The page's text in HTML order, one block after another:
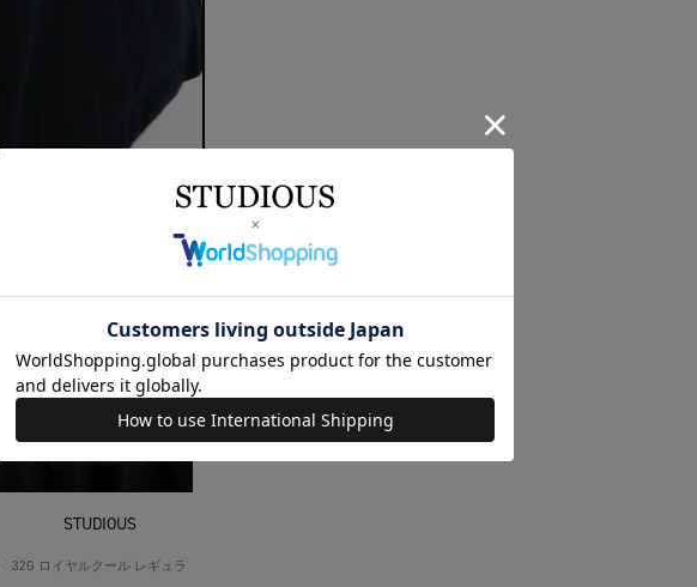
STUDIOUS
32G ロイヤルクール レギュラ